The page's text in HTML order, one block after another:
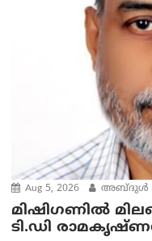
Aug 5, 2026 അബ്ദുൾ
മിഷിഗണിൽ
ടി.ഡി